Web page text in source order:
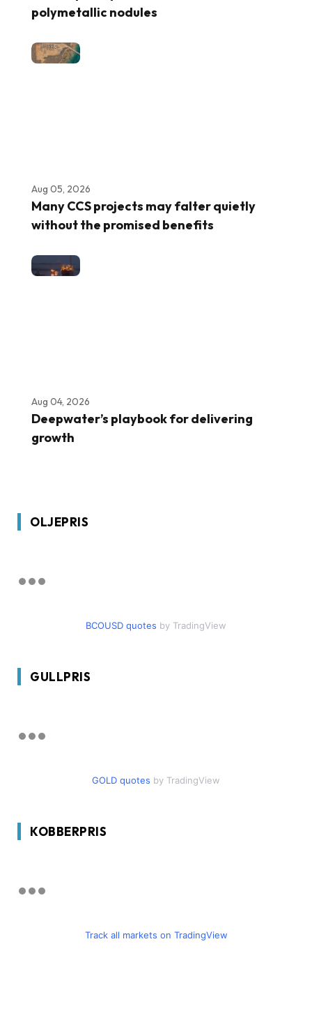
polymetallic nodules
Aug 05, 2026
Many CCS projects may falter quietly
without the promised benefits
Aug 04, 2026
Deepwater’s playbook for delivering
growth
OLJEPRIS
BCOUSD quotes by TradingView
GULLPRIS
GOLD quotes by TradingView
KOBBERPRIS
Track all markets on TradingView